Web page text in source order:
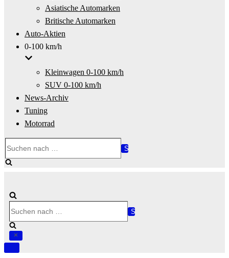
Asiatische Automarken
Britische Automarken
Auto-Aktien
0-100 km/h
Kleinwagen 0-100 km/h
SUV 0-100 km/h
News-Archiv
Tuning
Motorrad
nach …
nach …
Navigation